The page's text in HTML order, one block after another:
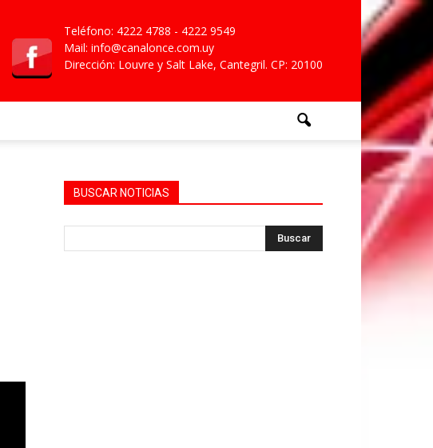
Teléfono: 4222 4788 - 4222 9549
Mail: info@canalonce.com.uy
Dirección: Louvre y Salt Lake, Cantegril. CP: 20100
BUSCAR NOTICIAS